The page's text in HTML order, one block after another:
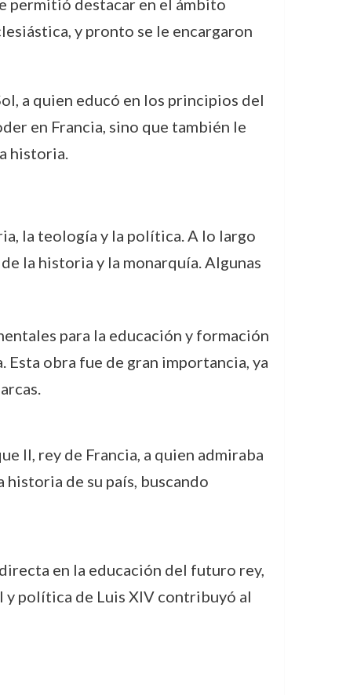
permitió destacar en el ámbito
y pronto se le encargaron
a quien educó en los principios del
en Francia, sino que también le
historia.
la teología y la política. A lo largo
la historia y la monarquía. Algunas
para la educación y formación
obra fue de gran importancia, ya
II, rey de Francia, a quien admiraba
de su país, buscando
en la educación del futuro rey,
y política de Luis XIV contribuyó al